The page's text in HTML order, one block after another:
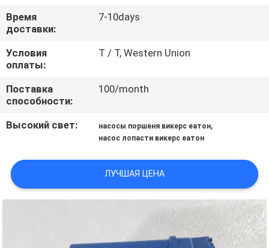
СПРОСИТЕ
ЦИТАТУ
КАРТА
САЙТА
POLICY
Время
доставки:
7-10days
Условия
оплаты:
T / T, Western Union
Поставка
способности:
100/month
Высокий свет: насосы поршеня викерс еатон,
насос лопасти викерс еатон
ЛУЧШАЯ ЦЕНА